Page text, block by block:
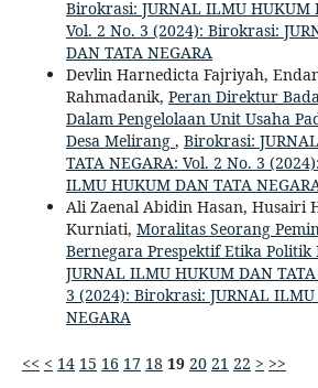
Birokrasi: JURNAL ILMU HUKUM
Vol. 2 No. 3 (2024): Birokrasi:
DAN TATA NEGARA
Devlin Harnedicta Fajriyah,
Rahmadanik, Peran Direktur
Dalam Pengelolaan Unit Usaha
Desa Melirang , Birokrasi:
TATA NEGARA: Vol. 2 No. 3
ILMU HUKUM DAN TATA
Ali Zaenal Abidin Hasan, Husairi
Kurniati, Moralitas Seorang
Bernegara Prespektif Etika Politik
JURNAL ILMU HUKUM DAN
3 (2024): Birokrasi: JURNAL
NEGARA
<< < 14 15 16 17 18 19 20 21 22 > >>